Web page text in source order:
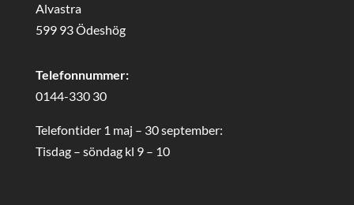
Alvastra
599 93 Ödeshög
Telefonnummer:
0144-330 30
Telefontider 1 maj – 30 september:
Tisdag – söndag kl 9 – 10